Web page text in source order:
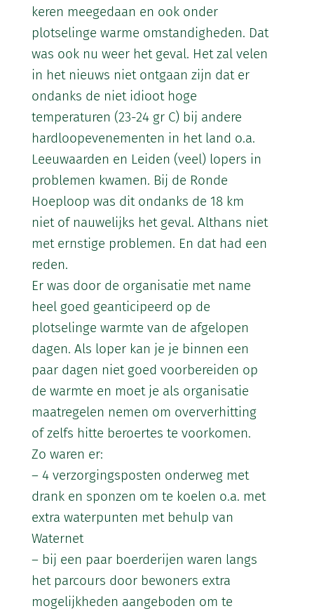
keren meegedaan en ook onder
plotselinge warme omstandigheden. Dat
was ook nu weer het geval. Het zal velen
in het nieuws niet ontgaan zijn dat er
ondanks de niet idioot hoge
temperaturen (23-24 gr C) bij andere
hardloopevenementen in het land o.a.
Leeuwaarden en Leiden (veel) lopers in
problemen kwamen. Bij de Ronde
Hoeploop was dit ondanks de 18 km
niet of nauwelijks het geval. Althans niet
met ernstige problemen. En dat had een
reden.
Er was door de organisatie met name
heel goed geanticipeerd op de
plotselinge warmte van de afgelopen
dagen. Als loper kan je je binnen een
paar dagen niet goed voorbereiden op
de warmte en moet je als organisatie
maatregelen nemen om oververhitting
of zelfs hitte beroertes te voorkomen.
Zo waren er:
– 4 verzorgingsposten onderweg met
drank en sponzen om te koelen o.a. met
extra waterpunten met behulp van
Waternet
– bij een paar boerderijen waren langs
het parcours door bewoners extra
mogelijkheden aangeboden om te